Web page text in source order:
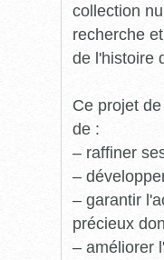
collection
recherche
de l'histoire
Ce projet
de :
– raffiner
–
– garantir
précieux
– améliorer